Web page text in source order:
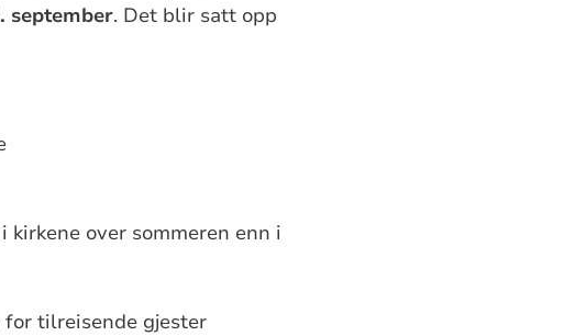
september. Det blir satt opp
over sommeren enn i
tilreisende gjester